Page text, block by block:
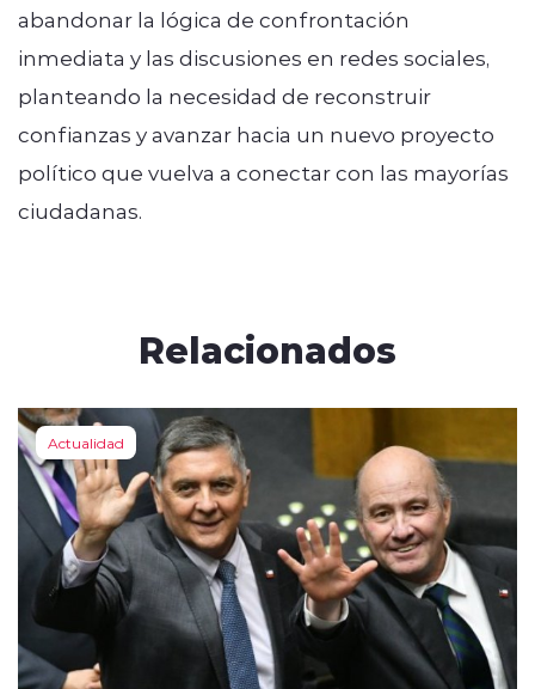
abandonar la lógica de confrontación
inmediata y las discusiones en redes sociales,
planteando la necesidad de reconstruir
confianzas y avanzar hacia un nuevo proyecto
político que vuelva a conectar con las mayorías
ciudadanas.
Relacionados
Actualidad